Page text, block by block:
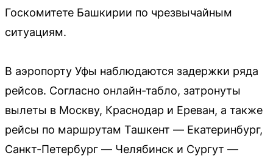
Госкомитете Башкирии по чрезвычайным
ситуациям.
В аэропорту Уфы наблюдаются задержки ряда
рейсов. Согласно онлайн-табло, затронуты
вылеты в Москву, Краснодар и Ереван, а также
рейсы по маршрутам Ташкент — Екатеринбург,
Санкт-Петербург — Челябинск и Сургут —